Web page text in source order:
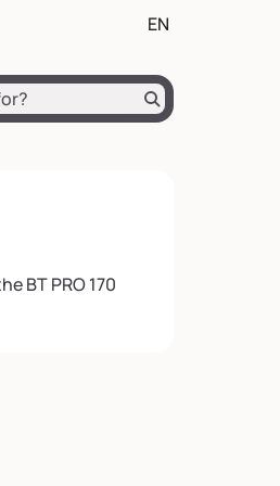
EN
English (EN)
BT PRO 170